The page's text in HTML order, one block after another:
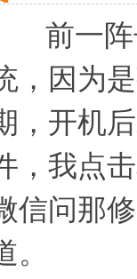
前一阵
，因为
，开机
，我点
信问那
。